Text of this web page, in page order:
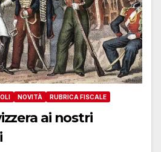
NOVITÀ RUBRICA FISCALE
ai nostri